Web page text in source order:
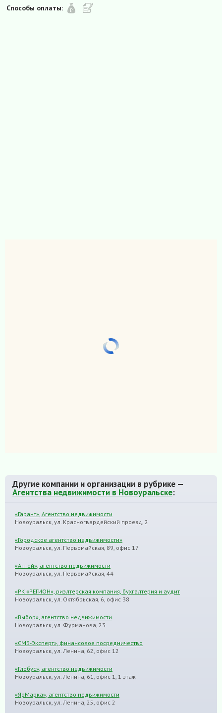
Способы оплаты:
Другие компании и организации в рубрике —
Агентства недвижимости в Новоуральске:
«Гарант», Агентство недвижимости
Новоуральск, ул. Красногвардейский проезд, 2
«Городское агентство недвижимости»
Новоуральск, ул. Первомайская, 89, офис 17
«Антей», агентство недвижимости
Новоуральск, ул. Первомайская, 44
«РК «РЕГИОН», риэлтерская компания, бухгалтерия и аудит
Новоуральск, ул. Октябрьская, 6, офис 38
«Выбор», агентство недвижимости
Новоуральск, ул. Фурманова, 23
«СМБ-Эксперт», финансовое посредничество
Новоуральск, ул. Ленина, 62, офис 12
«Глобус», агентство недвижимости
Новоуральск, ул. Ленина, 61, офис 1, 1 этаж
«ЯрМарка», агентство недвижимости
Новоуральск, ул. Ленина, 25, офис 2